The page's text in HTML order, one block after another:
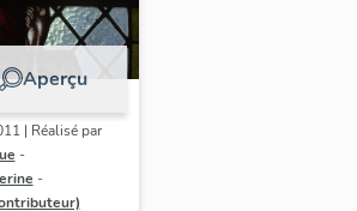
Aperçu
| Réalisé par
-
-